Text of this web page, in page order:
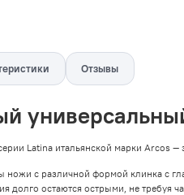
Отзывы
Latina итальянской марки Arcos
ножи с различной формой клинка с
долго остаются острыми, не требуя